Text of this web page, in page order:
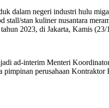
dalam negeri industri hulu
stan kuliner nusantara
2023, di Jakarta, Kamis (23/
ad-interim Menteri
perusahaan